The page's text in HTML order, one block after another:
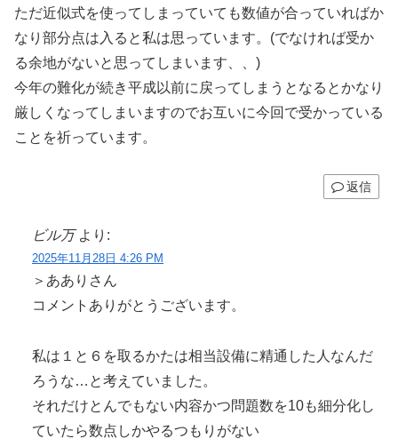
ただ近似式を使ってしまっていても数値が合っていればか
なり部分点は入ると私は思っています。(でなければ受か
る余地がないと思ってしまいます、、)
今年の難化が続き平成以前に戻ってしまうとなるとかなり
厳しくなってしまいますのでお互いに今回で受かっている
ことを祈っています。
返信
ビル万 より:
2025年11月28日 4:26 PM
＞あありさん
コメントありがとうございます。
私は１と６を取るかたは相当設備に精通した人なんだ
ろうな…と考えていました。
それだけとんでもない内容かつ問題数を10も細分化し
ていたら数点しかやるつもりがない